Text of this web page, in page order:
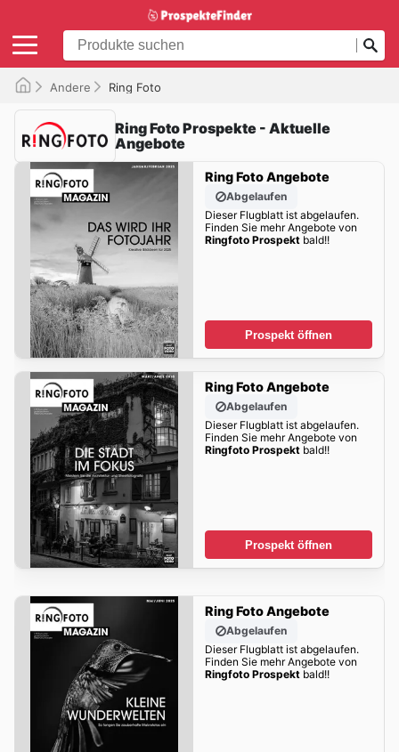
Andere Ring Foto
Ring Foto Prospekte - Aktuelle
Angebote
Ring Foto Angebote
Abgelaufen
Dieser Flugblatt ist abgelaufen.
Finden Sie mehr Angebote von
Ringfoto Prospektbald!!
Prospekt öffnen
Ring Foto Angebote
Abgelaufen
Dieser Flugblatt ist abgelaufen.
Finden Sie mehr Angebote von
Ringfoto Prospektbald!!
Prospekt öffnen
Ring Foto Angebote
Abgelaufen
Dieser Flugblatt ist abgelaufen.
Finden Sie mehr Angebote von
Ringfoto Prospektbald!!